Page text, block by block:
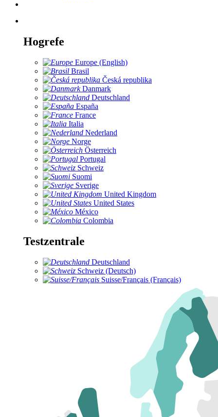
Hogrefe
Europe (English)
Brasil
Česká republika
Danmark
Deutschland
España
France
Italia
Nederland
Norge
Österreich
Portugal
Schweiz
Suomi
Sverige
United Kingdom
United States
México
Colombia
Testzentrale
Deutschland
Schweiz (Deutsch)
Suisse/Français (Français)